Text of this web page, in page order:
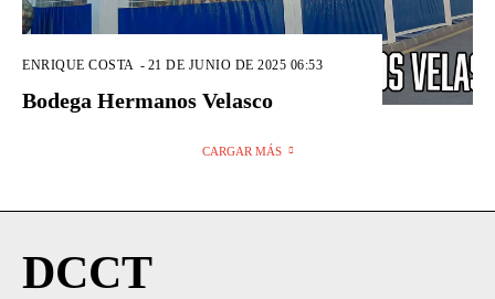
ENRIQUE COSTA - 21 DE JUNIO DE 2025 06:53
Bodega Hermanos Velasco
CARGAR MÁS
DCCT